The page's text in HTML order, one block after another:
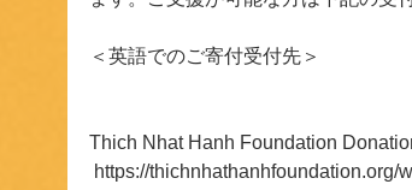
＜英語でのご寄付受付先＞
Thich Nhat Hanh Foundation
https://thichnhathanhfoundation.org/